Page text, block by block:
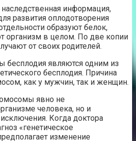
информация,
развития оплодотворения
образуют белок,
организм в целом. По две копии
от своих родителей.
бесплодия являются одним из
бесплодия. Причина
как у мужчин, так и женщин.
явно не
человека, но и
Когда доктора
«генетическое
изменение